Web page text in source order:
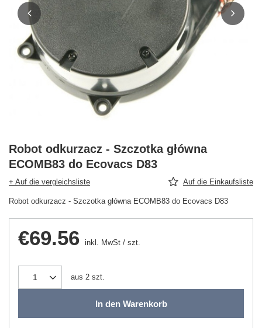
Robot odkurzacz - Szczotka główna
ECOMB83 do Ecovacs D83
+ Auf die vergleichsliste Auf die Einkaufsliste
Robot odkurzacz - Szczotka główna ECOMB83 do Ecovacs D83
€69.56 inkl. MwSt / szt.
aus 2 szt.
In den Warenkorb